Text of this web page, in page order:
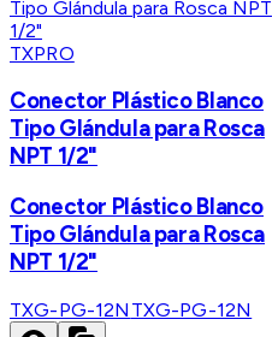
TXPRO
Conector Plástico Blanco
Tipo Glándula para Rosca
NPT 1/2"
Conector Plástico Blanco
Tipo Glándula para Rosca
NPT 1/2"
TXG-PG-12N TXG-PG-12N